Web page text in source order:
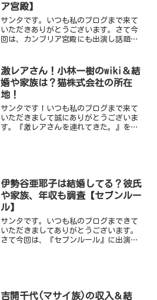
ア宮殿】
サンタです。いつも私のブログまで来て
いただきありがとうございます。さて今
回は、カンブリア宮殿にも出演し話題に
今注目の経営者です。そんな木下孝治社
長について高校・息子さん...
激レアさん！小林一樹のwiki＆結
婚や家族は？猫株式会社の所在
地！
サンタです！いつも私のブログまで来て
いただきまして誠にありがとうございま
す。『激レアさんを連れてきた。』を好
伊勢谷亜耶子は結婚してる？彼氏
や家族、年収も調査【セブンルー
ル】
サンタです。いつも私のブログまできて
いただきましてありがとうございます。
さて今回は、『セブンルール』に出演し
吉開千代(マサイ族)の収入＆結